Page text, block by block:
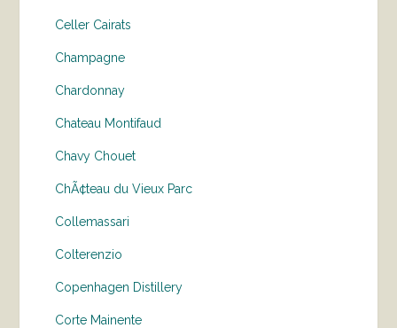
Celler Cairats
Champagne
Chardonnay
Chateau Montifaud
Chavy Chouet
ChÃ¢teau du Vieux Parc
Collemassari
Colterenzio
Copenhagen Distillery
Corte Mainente